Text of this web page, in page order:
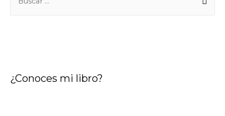
¿Conoces mi libro?